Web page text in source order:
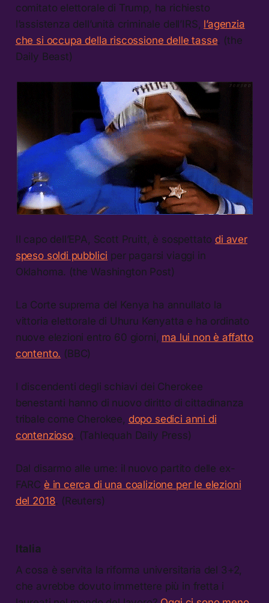
comitato elettorale di Trump, ha richiesto
l’assistenza dell’unità criminale dell’IRS, l’agenzia
che si occupa della riscossione delle tasse. (the
Daily Beast)
Il capo dell’EPA, Scott Pruitt, è sospettato di aver
speso soldi pubblici per pagarsi viaggi in
Oklahoma. (the Washington Post)
La Corte suprema del Kenya ha annullato la
vittoria elettorale di Uhuru Kenyatta e ha ordinato
nuove elezioni entro 60 giorni, ma lui non è affatto
contento. (BBC)
I discendenti degli schiavi dei Cherokee
benestanti hanno di nuovo diritto di cittadinanza
tribale come Cherokee, dopo sedici anni di
contenzioso. (Tahlequah Daily Press)
Dal disarmo alle urne: il nuovo partito delle ex-
FARC è in cerca di una coalizione per le elezioni
del 2018. (Reuters)
Italia
A cosa è servita la riforma universitaria del 3+2,
che avrebbe dovuto immettere più in fretta i